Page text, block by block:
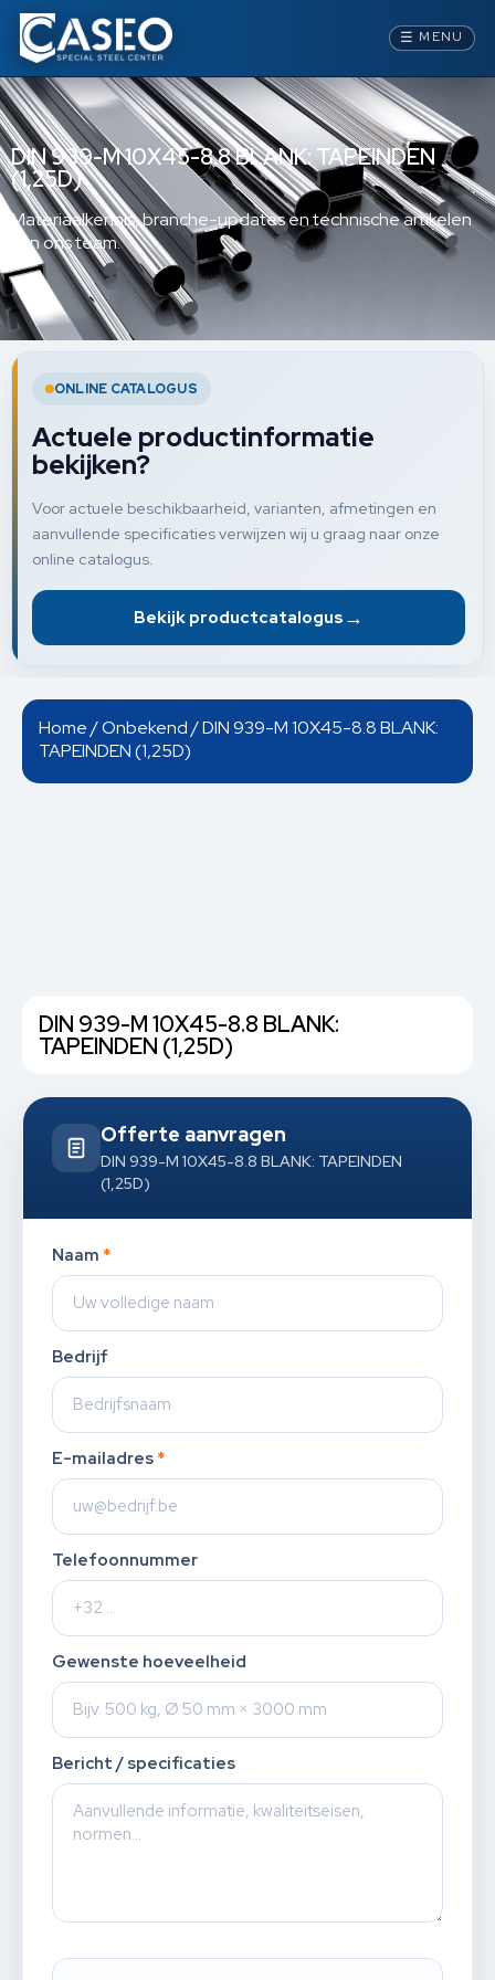
☰ MENU
DIN 939-M 10X45-8.8 BLANK: TAPEINDEN
(1,25D)
Materiaalkennis, branche-updates en technische artikelen
van ons team.
ONLINE CATALOGUS
Actuele productinformatie
bekijken?
Voor actuele beschikbaarheid, varianten, afmetingen en
aanvullende specificaties verwijzen wij u graag naar onze
online catalogus.
Bekijk productcatalogus →
Home/Onbekend/ DIN 939-M 10X45-8.8 BLANK:
TAPEINDEN (1,25D)
DIN 939-M 10X45-8.8 BLANK:
TAPEINDEN (1,25D)
Offerte aanvragen
DIN 939-M 10X45-8.8 BLANK: TAPEINDEN
(1,25D)
Naam *
Bedrijf
E-mailadres *
Telefoonnummer
Gewenste hoeveelheid
Bericht / specificaties